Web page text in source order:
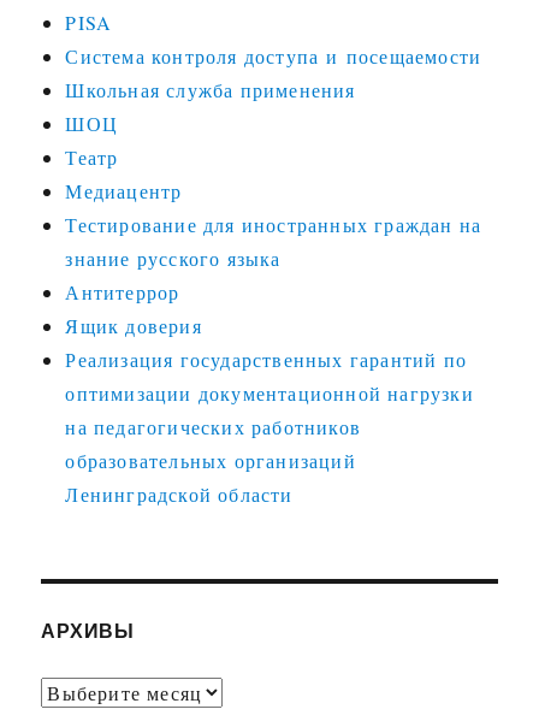
PISA
Система контроля доступа и посещаемости
Школьная служба применения
ШОЦ
Театр
Медиацентр
Тестирование для иностранных граждан на
знание русского языка
Антитеррор
Ящик доверия
Реализация государственных гарантий по
оптимизации документационной нагрузки
на педагогических работников
образовательных организаций
Ленинградской области
АРХИВЫ
Архивы